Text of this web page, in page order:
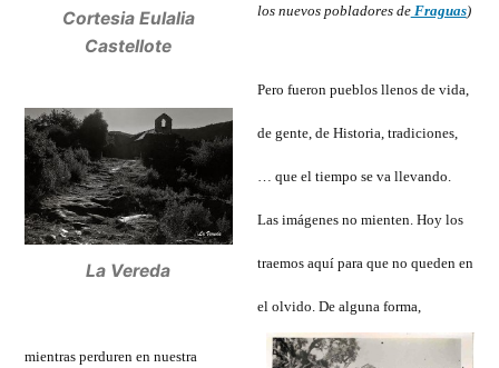
Cortesia Eulalia
Castellote
los nuevos pobladores deFraguas)
La Vereda
Pero fueron pueblos llenos de vida,
de gente, de Historia, tradiciones,
… que el tiempo se va llevando.
Las imágenes no mienten. Hoy los
traemos aquí para que no queden en
el olvido. De alguna forma,
mientras perduren en nuestra